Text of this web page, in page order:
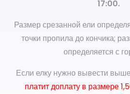
17:00.
Размер срезанной ели
точки пропила до кончика;
определяется с
Если елку нужно вывести выше
платит доплату в размере